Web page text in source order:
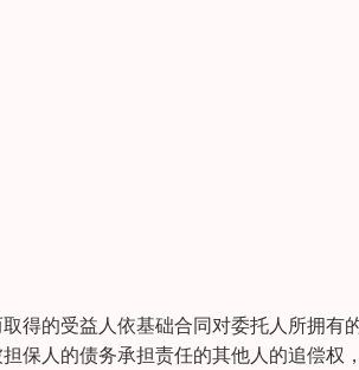
得的受益人依基础合同对委托人所拥有
保人的债务承担责任的其他人的追偿权